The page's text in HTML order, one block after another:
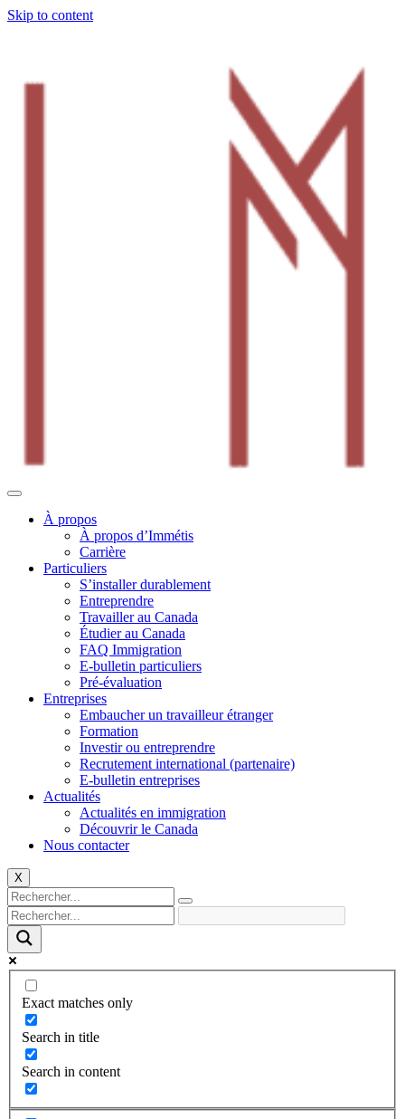
Skip to content
À propos
À propos d’Immétis
Carrière
Particuliers
S’installer durablement
Entreprendre
Travailler au Canada
Étudier au Canada
FAQ Immigration
E-bulletin particuliers
Pré-évaluation
Entreprises
Embaucher un travailleur étranger
Formation
Investir ou entreprendre
Recrutement international (partenaire)
E-bulletin entreprises
Actualités
Actualités en immigration
Découvrir le Canada
Nous contacter
X
Exact matches only
Search in title
Search in content